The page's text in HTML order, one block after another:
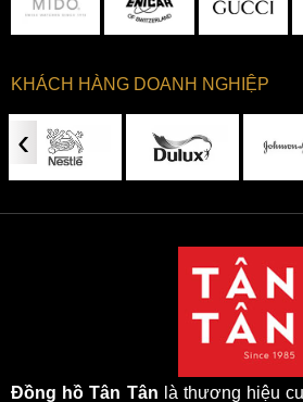
KHÁCH HÀNG DOANH NGHIỆP
‹
Đồng hồ Tân Tân là thương hiệu